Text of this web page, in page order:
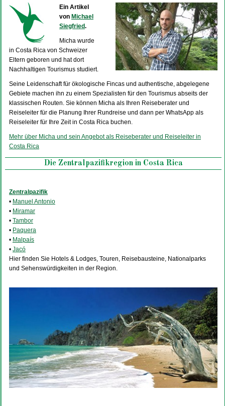
Ein Artikel
von Michael
Siegfried.
Micha wurde
in Costa Rica von Schweizer
Eltern geboren und hat dort
Nachhaltigen Tourismus studiert.
Seine Leidenschaft für ökologische Fincas und authentische, abgelegene
Gebiete machen ihn zu einem Spezialisten für den Tourismus abseits der
klassischen Routen. Sie können Micha als Ihren Reiseberater und
Reiseleiter für die Planung Ihrer Rundreise und dann per WhatsApp als
Reiseleiter für Ihre Zeit in Costa Rica buchen.
Mehr über Micha und sein Angebot als Reiseberater und Reiseleiter in
Costa Rica
Die Zentralpazifikregion in Costa Rica
Zentralpazifik
• Manuel Antonio
• Miramar
• Tambor
• Paquera
• Malpaís
• Jacó
Hier finden Sie Hotels & Lodges, Touren, Reisebausteine, Nationalparks
und Sehenswürdigkeiten in der Region.